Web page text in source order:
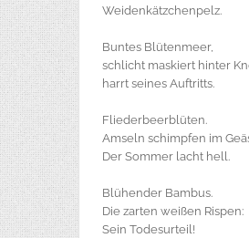
Weidenkätzchenpelz.
Buntes Blütenmeer,
schlicht maskiert hinter
harrt seines Auftritts.
Fliederbeerblüten.
Amseln schimpfen im
Der Sommer lacht hell.
Blühender Bambus.
Die zarten weißen Rispen:
Sein Todesurteil!